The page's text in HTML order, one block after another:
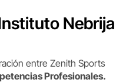
Nebrija
entre Zenith Sports
Profesionales.